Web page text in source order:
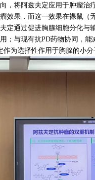
，将阿兹夫定应用于肿瘤治
效果，而这一效果在裸鼠（
定通过促进胸腺细胞分化与
；与现有抗PD药物协同，
为选择性作用于胸腺的小